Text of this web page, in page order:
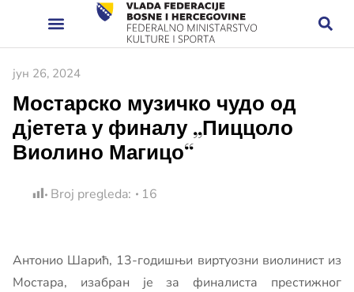
јун 26, 2024
Мостарско музичко чудо од
дjетета у финалу „Пиццоло
Виолино Магицо“
Broj pregleda: 16
Антонио Шарић, 13-годишњи виртуозни виолинист из
Мостара, изабран је за финалиста престижног